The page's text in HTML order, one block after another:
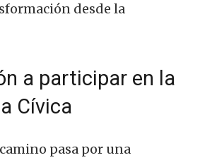
desde la
a participar en la
Cívica
pasa por una